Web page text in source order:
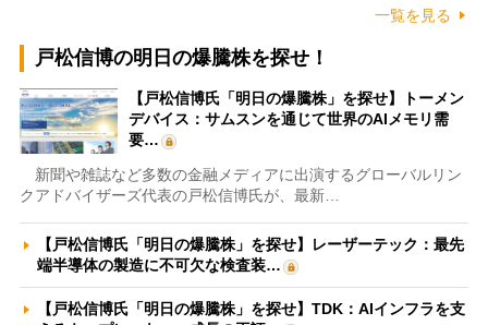
一覧を見る
戸松信博の明日の爆騰株を探せ！
【戸松信博氏「明日の爆騰株」を探せ】トーメン
デバイス：サムスンを通じて世界のAIメモリ需
要…
新聞や雑誌など多数の金融メディアに出演するグローバルリン
クアドバイザーズ代表の戸松信博氏が、最新…
【戸松信博氏「明日の爆騰株」を探せ】レーザーテック：最先
端半導体の製造に不可欠な検査装…
【戸松信博氏「明日の爆騰株」を探せ】TDK：AIインフラを支